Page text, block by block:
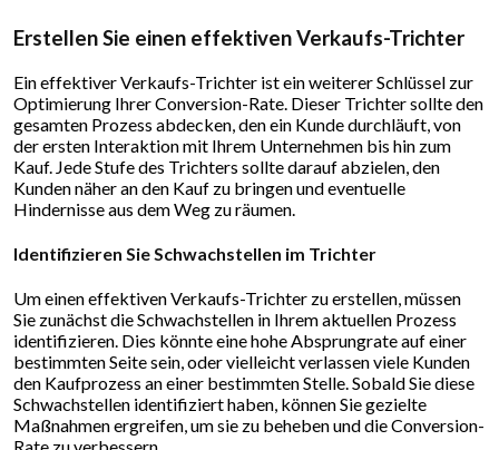
Erstellen Sie einen effektiven Verkaufs-Trichter
Ein effektiver Verkaufs-Trichter ist ein weiterer Schlüssel zur
Optimierung Ihrer Conversion-Rate. Dieser Trichter sollte den
gesamten Prozess abdecken, den ein Kunde durchläuft, von
der ersten Interaktion mit Ihrem Unternehmen bis hin zum
Kauf. Jede Stufe des Trichters sollte darauf abzielen, den
Kunden näher an den Kauf zu bringen und eventuelle
Hindernisse aus dem Weg zu räumen.
Identifizieren Sie Schwachstellen im Trichter
Um einen effektiven Verkaufs-Trichter zu erstellen, müssen
Sie zunächst die Schwachstellen in Ihrem aktuellen Prozess
identifizieren. Dies könnte eine hohe Absprungrate auf einer
bestimmten Seite sein, oder vielleicht verlassen viele Kunden
den Kaufprozess an einer bestimmten Stelle. Sobald Sie diese
Schwachstellen identifiziert haben, können Sie gezielte
Maßnahmen ergreifen, um sie zu beheben und die Conversion-